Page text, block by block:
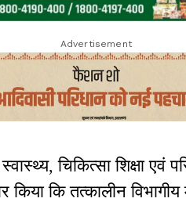
Advertisement
चिकित्सा शिक्षा एवं
कि तत्कालीन विभागीय